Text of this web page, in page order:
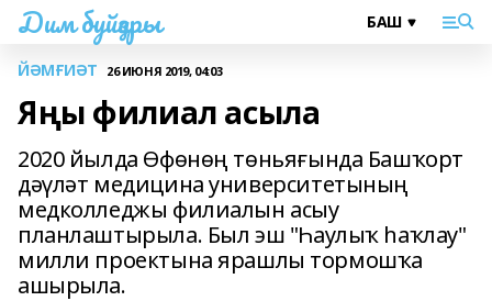
Дим буйҙары
ЙӘМҒИӘТ 26 ИЮНЯ 2019, 04:03
Яңы филиал асыла
2020 йылда Өфөнөң төньяғында Башҡорт
дәүләт медицина университетының
медколледжы филиалын асыу
планлаштырыла. Был эш "Һаулыҡ һаҡлау"
милли проектына ярашлы тормошҡа
ашырыла.